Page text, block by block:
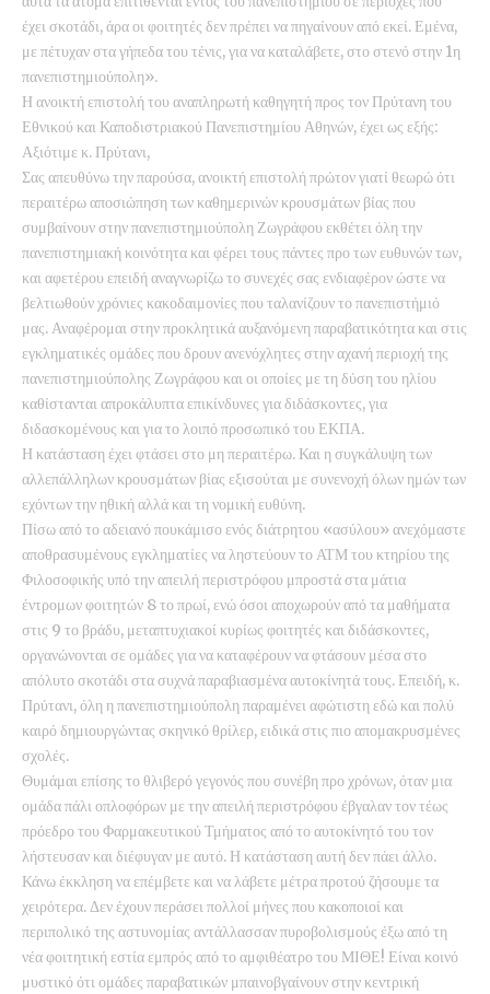
έχει σκοτάδι, άρα οι φοιτητές δεν πρέπει να πηγαίνουν από εκεί. Εμένα,
με πέτυχαν στα γήπεδα του τένις, για να καταλάβετε, στο στενό στην 1η
πανεπιστημιούπολη».
Η ανοικτή επιστολή του αναπληρωτή καθηγητή προς τον Πρύτανη του
Εθνικού και Καποδιστριακού Πανεπιστημίου Αθηνών, έχει ως εξής:
Αξιότιμε κ. Πρύτανι,
Σας απευθύνω την παρούσα, ανοικτή επιστολή πρώτον γιατί θεωρώ ότι
περαιτέρω αποσιώπηση των καθημερινών κρουσμάτων βίας που
συμβαίνουν στην πανεπιστημιούπολη Ζωγράφου εκθέτει όλη την
πανεπιστημιακή κοινότητα και φέρει τους πάντες προ των ευθυνών των,
και αφετέρου επειδή αναγνωρίζω το συνεχές σας ενδιαφέρον ώστε να
βελτιωθούν χρόνιες κακοδαιμονίες που ταλανίζουν το πανεπιστήμιό
μας. Αναφέρομαι στην προκλητικά αυξανόμενη παραβατικότητα και στις
εγκληματικές ομάδες που δρουν ανενόχλητες στην αχανή περιοχή της
πανεπιστημιούπολης Ζωγράφου και οι οποίες με τη δύση του ηλίου
καθίστανται απροκάλυπτα επικίνδυνες για διδάσκοντες, για
διδασκομένους και για το λοιπό προσωπικό του ΕΚΠΑ.
Η κατάσταση έχει φτάσει στο μη περαιτέρω. Και η συγκάλυψη των
αλλεπάλληλων κρουσμάτων βίας εξισούται με συνενοχή όλων ημών των
εχόντων την ηθική αλλά και τη νομική ευθύνη.
Πίσω από το αδειανό πουκάμισο ενός διάτρητου «ασύλου» ανεχόμαστε
αποθρασυμένους εγκληματίες να ληστεύουν το ΑΤΜ του κτηρίου της
Φιλοσοφικής υπό την απειλή περιστρόφου μπροστά στα μάτια
έντρομων φοιτητών 8 το πρωί, ενώ όσοι αποχωρούν από τα μαθήματα
στις 9 το βράδυ, μεταπτυχιακοί κυρίως φοιτητές και διδάσκοντες,
οργανώνονται σε ομάδες για να καταφέρουν να φτάσουν μέσα στο
απόλυτο σκοτάδι στα συχνά παραβιασμένα αυτοκίνητά τους. Επειδή, κ.
Πρύτανι, όλη η πανεπιστημιούπολη παραμένει αφώτιστη εδώ και πολύ
καιρό δημιουργώντας σκηνικό θρίλερ, ειδικά στις πιο απομακρυσμένες
σχολές.
Θυμάμαι επίσης το θλιβερό γεγονός που συνέβη προ χρόνων, όταν μια
ομάδα πάλι οπλοφόρων με την απειλή περιστρόφου έβγαλαν τον τέως
πρόεδρο του Φαρμακευτικού Τμήματος από το αυτοκίνητό του τον
λήστευσαν και διέφυγαν με αυτό. Η κατάσταση αυτή δεν πάει άλλο.
Κάνω έκκληση να επέμβετε και να λάβετε μέτρα προτού ζήσουμε τα
χειρότερα. Δεν έχουν περάσει πολλοί μήνες που κακοποιοί και
περιπολικό της αστυνομίας αντάλλασσαν πυροβολισμούς έξω από τη
νέα φοιτητική εστία εμπρός από το αμφιθέατρο του ΜΙΘΕ! Είναι κοινό
μυστικό ότι ομάδες παραβατικών μπαινοβγαίνουν στην κεντρική